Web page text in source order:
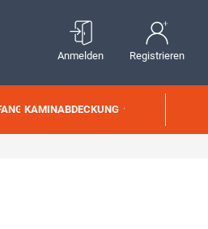
Anmelden Registrieren
KAMINABDECKUNG